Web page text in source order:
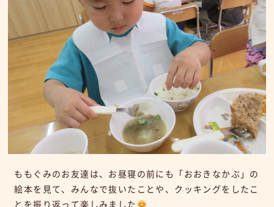
ももぐみのお友達は、お昼寝の前にも「おおきなかぶ」の
絵本を見て、みんなで抜いたことや、クッキングをしたこ
とを振り返って楽しみました